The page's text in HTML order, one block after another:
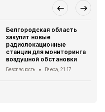
Белгородская область
закупит новые
радиолокационные
станции для мониторинга
воздушной обстановки
Безопасность Вчера, 21:17